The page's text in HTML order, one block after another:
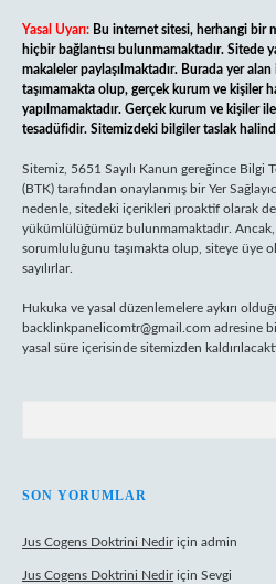
Yasal Uyarı: Bu internet sitesi, herhangi bir
hiçbir bağlantısı bulunmamaktadır. Sitede
makaleler paylaşılmaktadır. Burada yer
taşımamakta olup, gerçek kurum ve kişiler
yapılmamaktadır. Gerçek kurum ve kişiler
tesadüfidir. Sitemizdeki bilgiler taslak
Sitemiz, 5651 Sayılı Kanun gereğince Bilgi
(BTK) tarafından onaylanmış bir Yer
nedenle, sitedeki içerikleri proaktif olarak
yükümlülüğümüz bulunmamaktadır. Ancak,
sorumluluğunu taşımakta olup, siteye üye
sayılırlar.
Hukuka ve yasal düzenlemelere aykırı
backlinkpanelicomtr@gmail.com adresine
yasal süre içerisinde sitemizden
SON YORUMLAR
Jus Cogens Doktrini Nediriçin admin
Jus Cogens Doktrini Nediriçin Sevgi